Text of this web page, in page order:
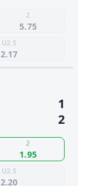
2
5.75
U2.5
2.17
1
2
2
1.95
U2.5
2.20